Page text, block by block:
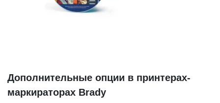
Дополнительные опции в принтерах-
маркираторах Brady